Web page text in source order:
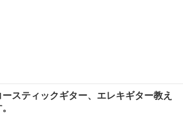
ースティックギター、エレキギター教え